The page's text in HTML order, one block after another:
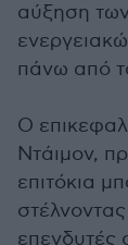
αύξηση
πάνω από
Ο
Ντάιμον,
επιτόκια
επενδυτές